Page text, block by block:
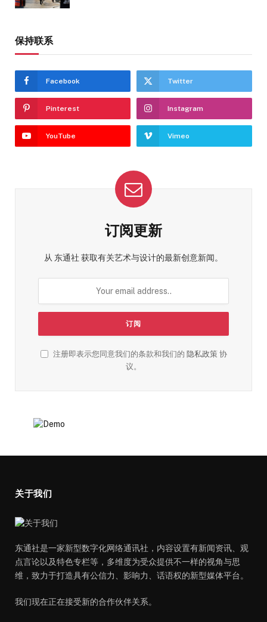
保持联系
Facebook Twitter
Pinterest Instagram
YouTube Vimeo
订阅更新
从 东通社 获取有关艺术与设计的最新创意新闻。
注册即表示您同意我们的条款和我们的 隐私政策协
议。
关于我们
东通社是一家新型数字化网络通讯社，内容设置有新闻资讯、观
点言论以及特色专栏等，多维度为受众提供不一样的视角与思
维，致力于打造具有公信力、影响力、话语权的新型媒体平台。
我们现在正在接受新的合作伙伴关系。